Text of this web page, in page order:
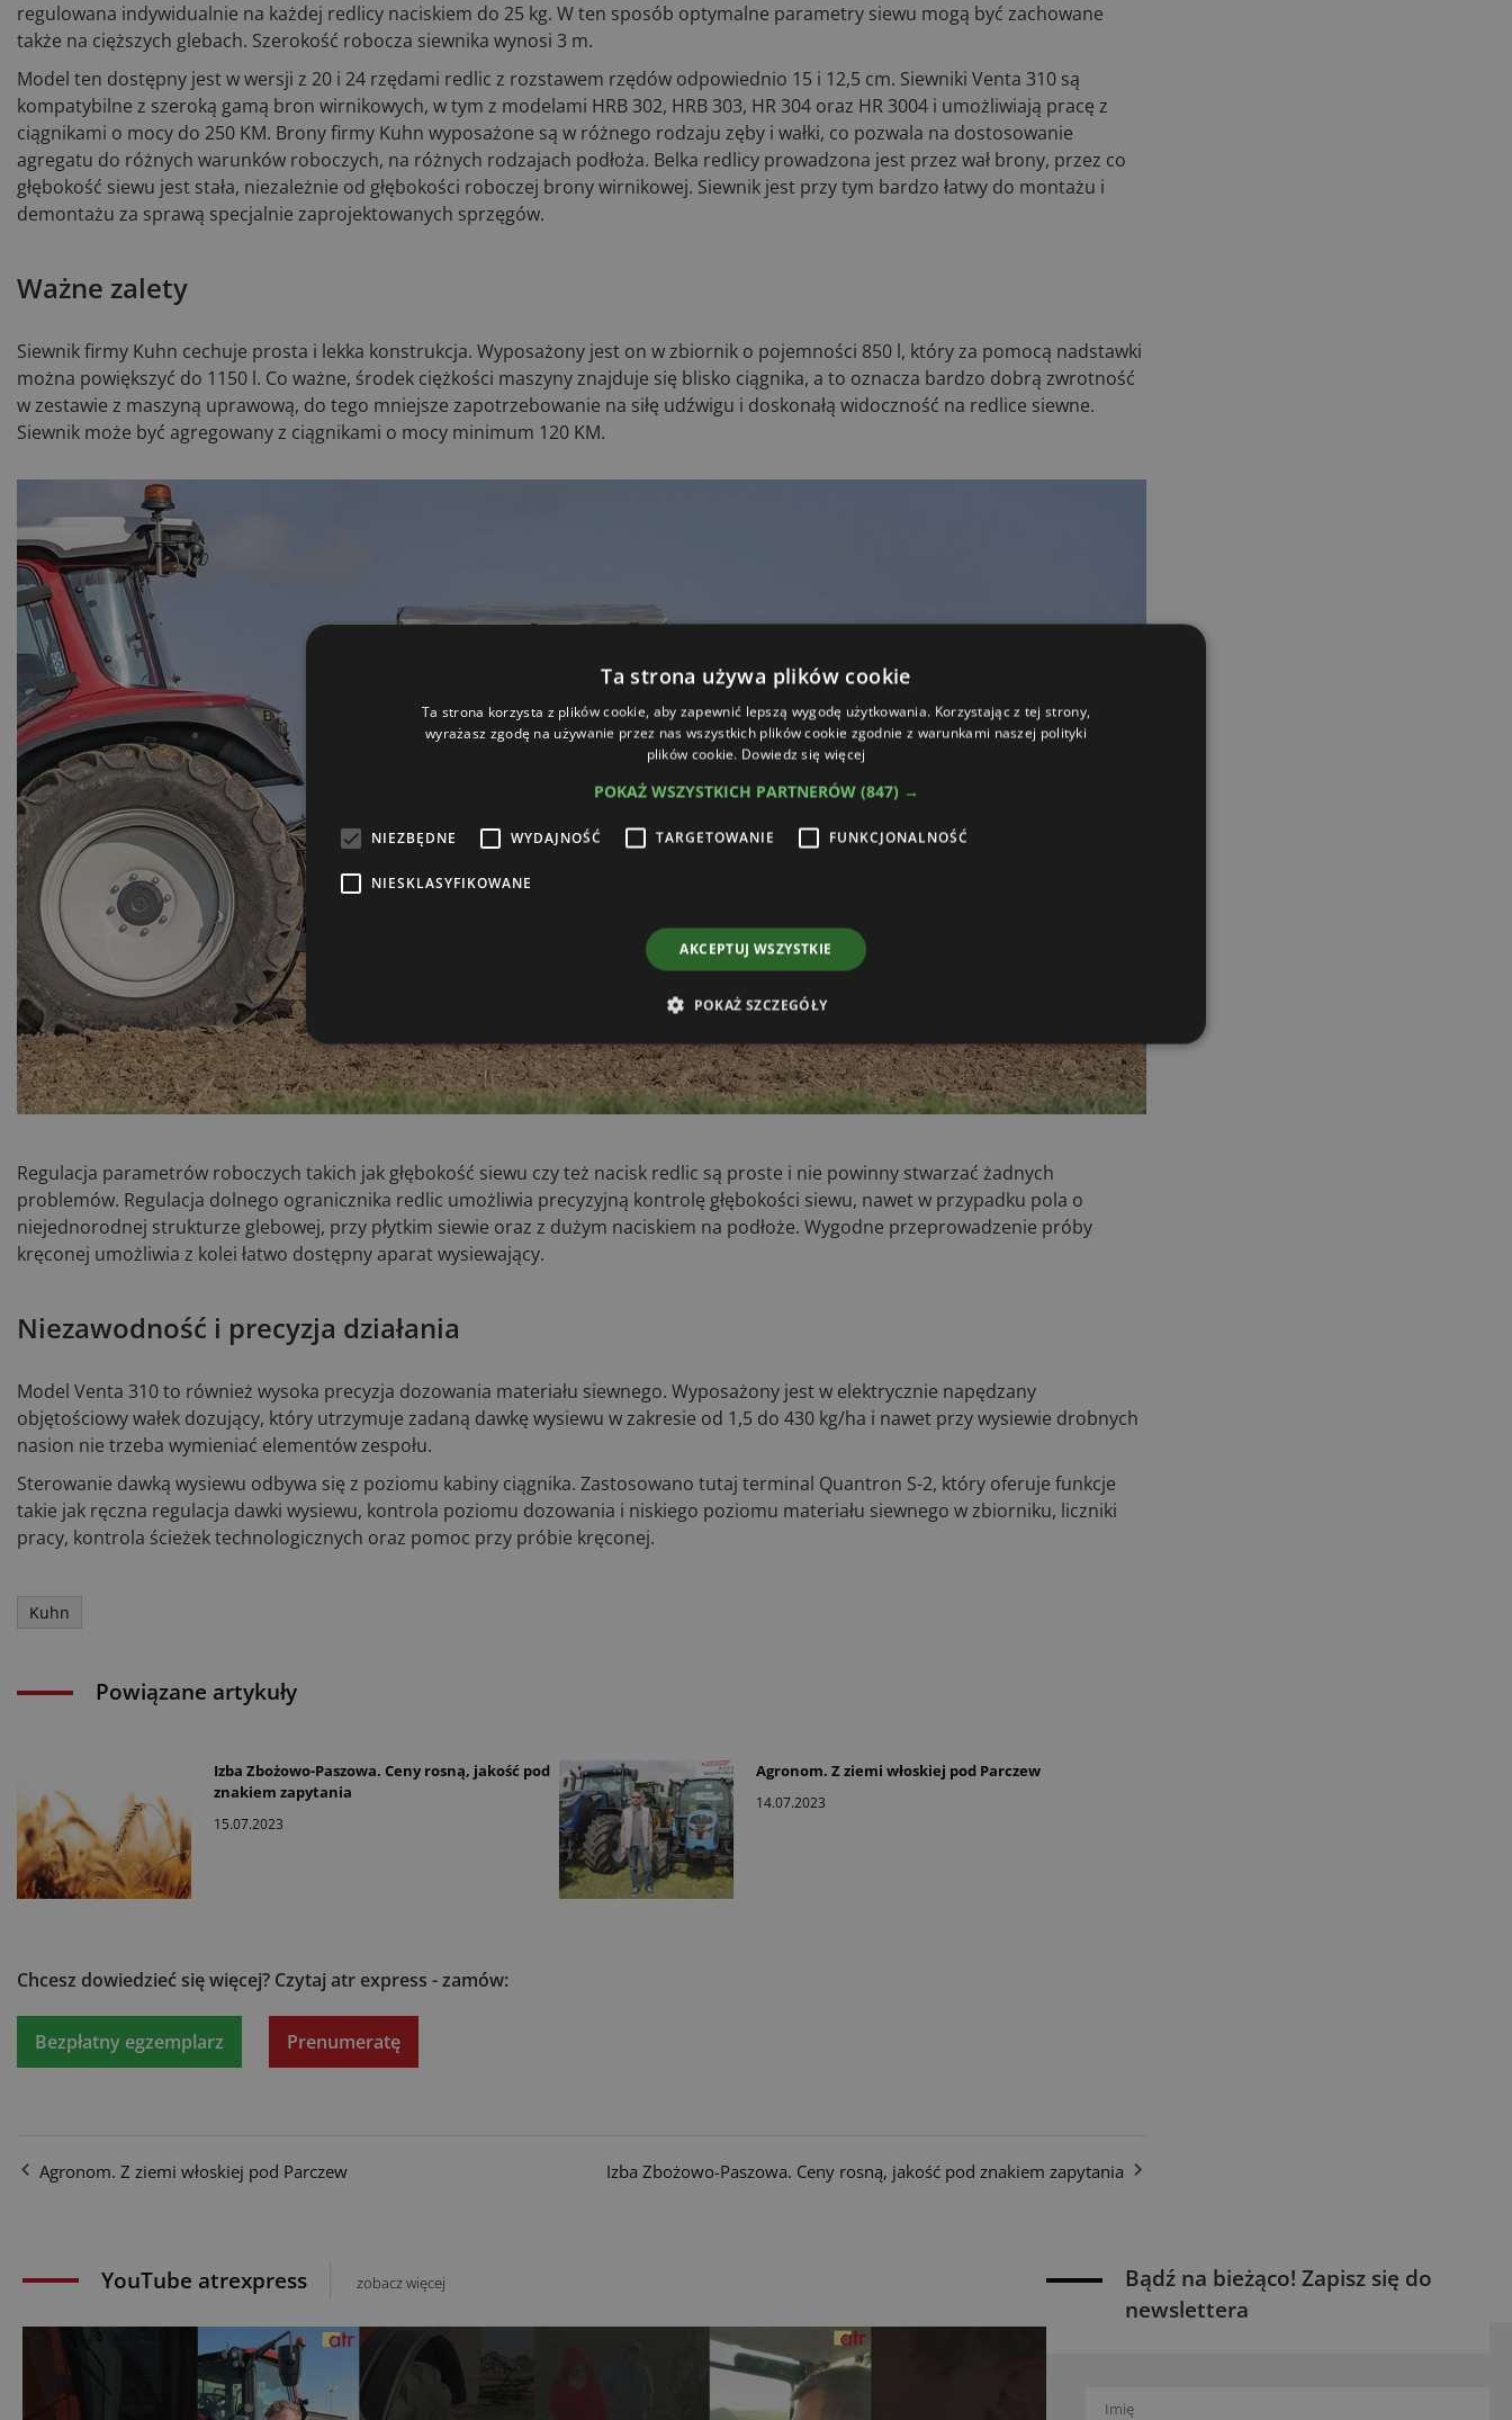
Zapisz się do newslettera
Wyrażam zgodę na otrzymywanie od Boomgaarden Medien Sp. z o.o. treści
marketingowych (newsletter) za pośrednictwem poczty elektronicznej w tym informacji
regulowana indywidualnie na każdej redlicy naciskiem do 25 kg. W ten sposób optymalne parametry siewu mogą być zachowane
także na cięższych glebach. Szerokość robocza siewnika wynosi 3 m.
Model ten dostępny jest w wersji z 20 i 24 rzędami redlic z rozstawem rzędów odpowiednio 15 i 12,5 cm. Siewniki Venta 310 są
kompatybilne z szeroką gamą bron wirnikowych, w tym z modelami HRB 302, HRB 303, HR 304 oraz HR 3004 i umożliwiają pracę z
ciągnikami o mocy do 250 KM. Brony firmy Kuhn wyposażone są w różnego rodzaju zęby i wałki, co pozwala na dostosowanie
agregatu do różnych warunków roboczych, na różnych rodzajach podłoża. Belka redlicy prowadzona jest przez wał brony, przez co
głębokość siewu jest stała, niezależnie od głębokości roboczej brony wirnikowej. Siewnik jest przy tym bardzo łatwy do montażu i
demontażu za sprawą specjalnie zaprojektowanych sprzęgów.
Ważne zalety
Siewnik firmy Kuhn cechuje prosta i lekka konstrukcja. Wyposażony jest on w zbiornik o pojemności 850 l, który za pomocą nadstawki
można powiększyć do 1150 l. Co ważne, środek ciężkości maszyny znajduje się blisko ciągnika, a to oznacza bardzo dobrą zwrotność
w zestawie z maszyną uprawową, do tego mniejsze zapotrzebowanie na siłę udźwigu i doskonałą widoczność na redlice siewne.
Siewnik może być agregowany z ciągnikami o mocy minimum 120 KM.
Regulacja parametrów roboczych takich jak głębokość siewu czy też nacisk redlic są proste i nie powinny stwarzać żadnych
problemów. Regulacja dolnego ogranicznika redlic umożliwia precyzyjną kontrolę głębokości siewu, nawet w przypadku pola o
niejednorodnej strukturze glebowej, przy płytkim siewie oraz z dużym naciskiem na podłoże. Wygodne przeprowadzenie próby
kręconej umożliwia z kolei łatwo dostępny aparat wysiewający.
Niezawodność i precyzja działania
Model Venta 310 to również wysoka precyzja dozowania materiału siewnego. Wyposażony jest w elektrycznie napędzany
objętościowy wałek dozujący, który utrzymuje zadaną dawkę wysiewu w zakresie od 1,5 do 430 kg/ha i nawet przy wysiewie drobnych
nasion nie trzeba wymieniać elementów zespołu.
Sterowanie dawką wysiewu odbywa się z poziomu kabiny ciągnika. Zastosowano tutaj terminal Quantron S-2, który oferuje funkcje
takie jak ręczna regulacja dawki wysiewu, kontrola poziomu dozowania i niskiego poziomu materiału siewnego w zbiorniku, liczniki
pracy, kontrola ścieżek technologicznych oraz pomoc przy próbie kręconej.
Kuhn
Powiązane artykuły
Izba Zbożowo-Paszowa. Ceny rosną, jakość pod
znakiem zapytania
15.07.2023
Agronom. Z ziemi włoskiej pod Parczew
14.07.2023
Chcesz dowiedzieć się więcej? Czytaj atr express - zamów:
Bezpłatny egzemplarz Prenumeratę
Agronom. Z ziemi włoskiej pod Parczew Izba Zbożowo-Paszowa. Ceny rosną, jakość pod znakiem zapytania
YouTube atrexpress zobacz więcej
Bądź na bieżąco! Zapisz się do
newslettera
Ta strona używa plików cookie
Ta strona korzysta z plików cookie, aby zapewnić lepszą wygodę użytkowania. Korzystając z tej strony,
wyrażasz zgodę na używanie przez nas wszystkich plików cookie zgodnie z warunkami naszej polityki
plików cookie. Dowiedz się więcej
POKAŻ WSZYSTKICH PARTNERÓW (847) →
NIEZBĘDNE WYDAJNOŚĆ TARGETOWANIE FUNKCJONALNOŚĆ
NIESKLASYFIKOWANE
AKCEPTUJ WSZYSTKIE
POKAŻ SZCZEGÓŁY